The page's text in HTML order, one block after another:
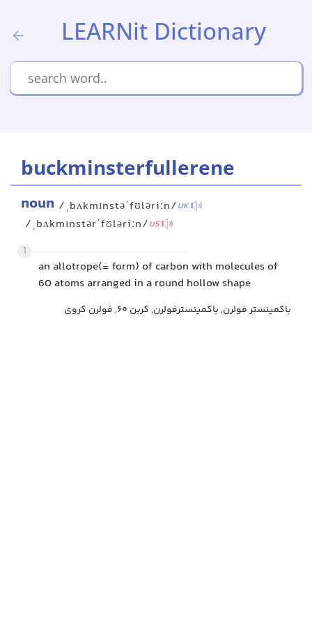
LEARNit Dictionary
buckminsterfullerene
noun /ˌbʌkmɪnstəˈfʊləriːn/UK
/ˌbʌkmɪnstərˈfʊləriːn/US
1
an allotrope(= form) of carbon with molecules of
60 atoms arranged in a round hollow shape
باکمینستر فولرن, باکمینسترفولرن, کربن ۶۰, فولرن کروی